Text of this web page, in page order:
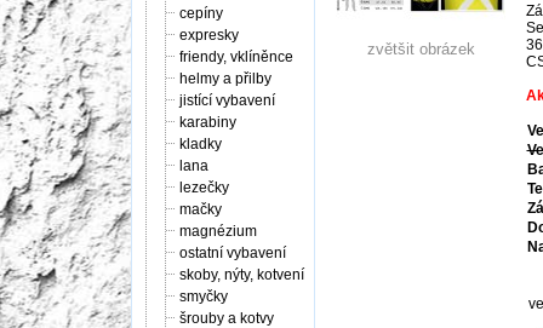
cepíny
expresky
friendy, vklíněnce
helmy a přilby
jistící vybavení
karabiny
kladky
lana
lezečky
mačky
magnézium
ostatní vybavení
skoby, nýty, kotvení
smyčky
šrouby a kotvy
zvětšit obrázek